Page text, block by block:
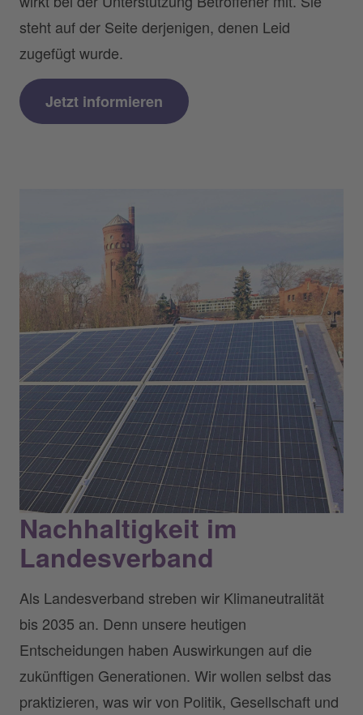
steht auf der Seite derjenigen, denen Leid
zugefügt wurde.
Jetzt informieren
Nachhaltigkeit im
Landesverband
Als Landesverband streben wir Klimaneutralität
bis 2035 an. Denn unsere heutigen
Entscheidungen haben Auswirkungen auf die
zukünftigen Generationen. Wir wollen selbst das
praktizieren, was wir von Politik, Gesellschaft und